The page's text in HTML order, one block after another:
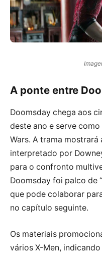
A ponte entre
Doomsday chega aos
deste ano e serve
Wars. A trama mostrará
interpretado por
para o confronto
Doomsday foi palco de
que pode colaborar
no capítulo seguinte.
Os materiais
vários X-Men,